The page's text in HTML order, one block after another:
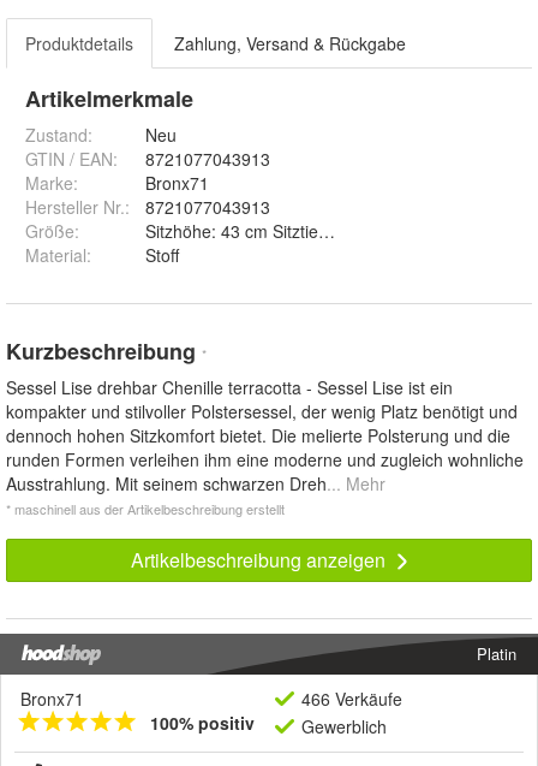
Produktdetails Zahlung, Versand & Rückgabe
Artikelmerkmale
Zustand:
Neu
GTIN / EAN:
8721077043913
Marke:
Bronx71
Hersteller Nr.:
8721077043913
Größe:
Sitzhöhe: 43 cm Sitztiefe: 50 cm Sitzbreite: 69 cm
Material: Stoff
Kurzbeschreibung *
Sessel Lise drehbar Chenille terracotta - Sessel Lise ist ein
kompakter und stilvoller Polstersessel, der wenig Platz benötigt und
dennoch hohen Sitzkomfort bietet. Die melierte Polsterung und die
runden Formen verleihen ihm eine moderne und zugleich wohnliche
Ausstrahlung. Mit seinem schwarzen Dreh... Mehr
* maschinell aus der Artikelbeschreibung erstellt
Artikelbeschreibung anzeigen
Platin
Bronx71
100% positiv
466 Verkäufe
Gewerblich